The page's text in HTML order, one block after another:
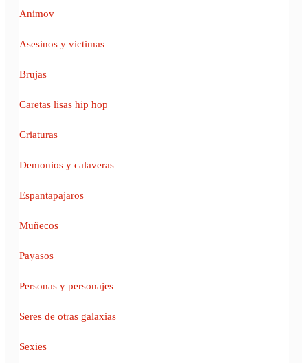
Animov
Asesinos y victimas
Brujas
Caretas lisas hip hop
Criaturas
Demonios y calaveras
Espantapajaros
Muñecos
Payasos
Personas y personajes
Seres de otras galaxias
Sexies